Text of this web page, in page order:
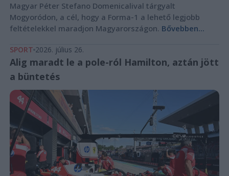
Magyar Péter Stefano Domenicalival tárgyalt
Mogyoródon, a cél, hogy a Forma-1 a lehető legjobb
feltételekkel maradjon Magyarországon. Bővebben...
SPORT 2026. július 26.
Alig maradt le a pole-ról Hamilton, aztán jött
a büntetés